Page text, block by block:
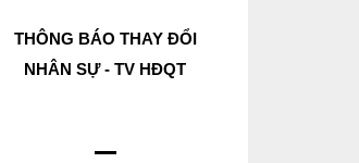
THÔNG BÁO THAY ĐỔI
NHÂN SỰ - TV HĐQT